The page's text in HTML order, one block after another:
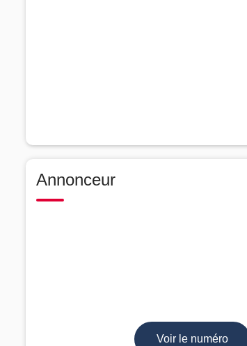
Annonceur
Voir le numéro